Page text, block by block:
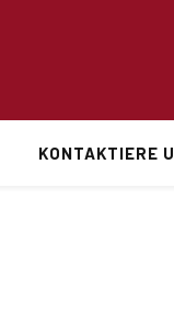
KONTAKTIERE